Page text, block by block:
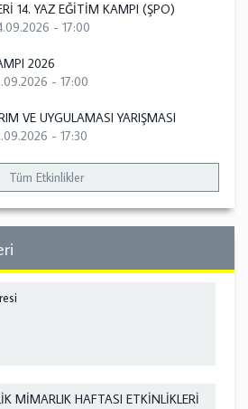
14. YAZ EĞİTİM KAMPI (ŞPO)
- 17:00
2026
- 17:00
VE UYGULAMASI YARIŞMASI
- 17:30
Tüm Etkinlikler
MİMARLIK HAFTASI ETKİNLİKLERİ